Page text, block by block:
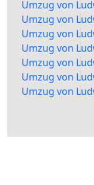
Umzug von
Umzug von
Umzug von
Umzug von
Umzug von
Umzug von
Umzug von